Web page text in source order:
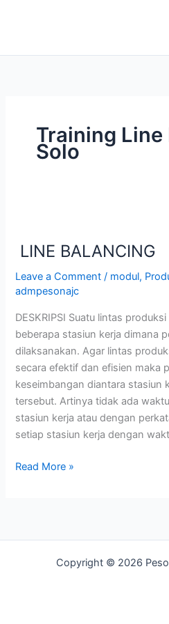
Training
Solo
LINE BALANCING
Leave a Comment / modul,
admpesonajc
DESKRIPSI Suatu lintas
beberapa stasiun kerja dimana
dilaksanakan. Agar lintas
secara efektif dan efisien maka
keseimbangan diantara stasiun
tersebut. Artinya tidak ada
stasiun kerja atau dengan
setiap stasiun kerja dengan
Read More »
Copyright © 2026